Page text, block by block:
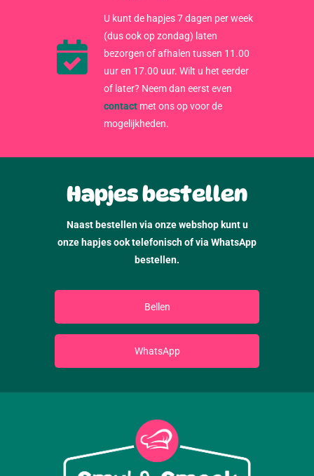
U kunt de hapjes 7 dagen per week
(dus ook op zondag) laten
bezorgen of afhalen tussen 11.00
uur en 17.00 uur. Wilt u het eerder
of later? Neem dan eerst even
contact met ons op voor de
mogelijkheden.
Hapjes bestellen
Naast bestellen via onze webshop kunt u
onze hapjes ook telefonisch of via WhatsApp
bestellen.
Bellen
WhatsApp